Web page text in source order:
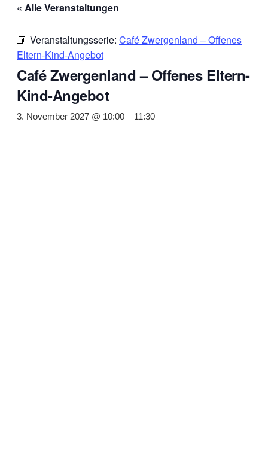
« Alle Veranstaltungen
Veranstaltungsserie: Café Zwergenland – Offenes
Eltern-Kind-Angebot
Café Zwergenland – Offenes Eltern-
Kind-Angebot
3. November 2027 @ 10:00 – 11:30